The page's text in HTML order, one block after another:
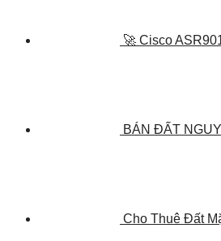
🚀 Cisco
BÁN ĐẤT
Cho Thuê Đất